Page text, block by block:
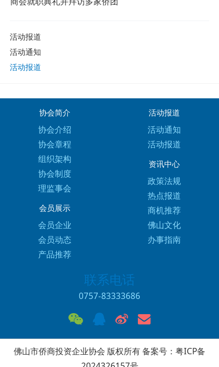
活动报道
活动通知
活动报道
协会简介
协会介绍
协会章程
组织架构
协会制度
理监事会
活动报道
活动通知
活动报道
资讯中心
政策法规
热点报道
商机推荐
佛山文化
办事指南
会员展示
会员企业
会员动态
产品推荐
联系电话
0757-83333686
佛山市侨商投资企业协会 版权所有 备案号： 粤ICP备